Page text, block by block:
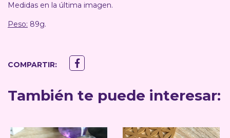
Medidas en la última imagen.
Peso: 89g.
COMPARTIR:
También te puede interesar: